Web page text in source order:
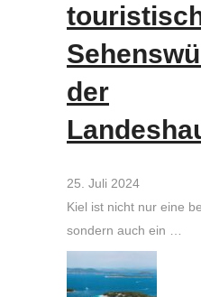
der
25. Juli 2024
Kiel ist nicht nur eine
sondern auch ein …